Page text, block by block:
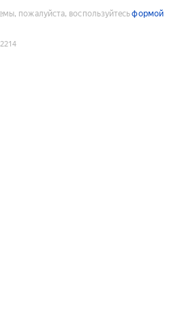
пожалуйста, воспользуйтесьформой